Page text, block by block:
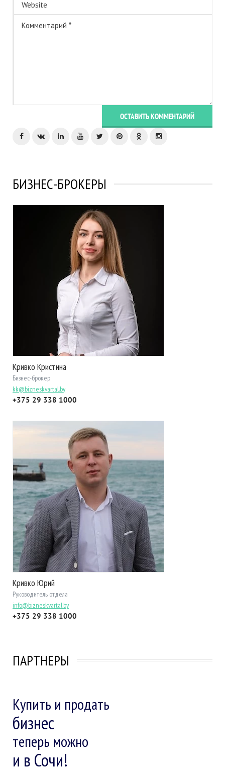
ОСТАВИТЬ КОММЕНТАРИЙ
БИЗНЕС-БРОКЕРЫ
Кривко Кристина
Бизнес-брокер
kk@bizneskvartal.by
+375 29 338 1000
Кривко Юрий
Руководитель отдела
info@bizneskvartal.by
+375 29 338 1000
ПАРТНЕРЫ
Купить и продать
бизнес
теперь можно
и в Сочи!